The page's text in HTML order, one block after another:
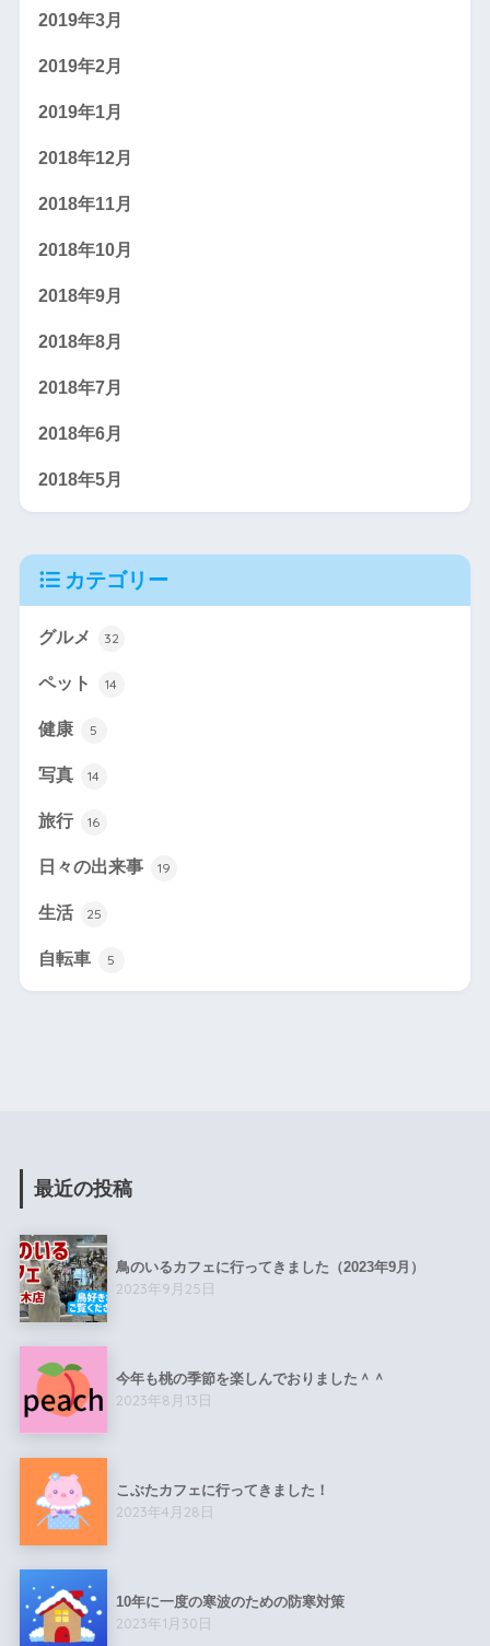
2019年3月
2019年2月
2019年1月
2018年12月
2018年11月
2018年10月
2018年9月
2018年8月
2018年7月
2018年6月
2018年5月
カテゴリー
グルメ 32
ペット 14
健康 5
写真 14
旅行 16
日々の出来事 19
生活 25
自転車 5
最近の投稿
鳥のいるカフェに行ってきました（2023年9月）
2023年9月25日
今年も桃の季節を楽しんでおりました＾＾
2023年8月13日
こぶたカフェに行ってきました！
2023年4月28日
10年に一度の寒波のための防寒対策
2023年1月30日